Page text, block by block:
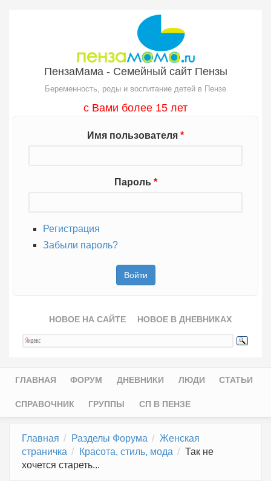
ПензаМама - Семейный сайт Пензы
Беременность, роды и воспитание детей в Пензе
с Вами более 15 лет
Имя пользователя *
Пароль *
Регистрация
Забыли пароль?
НОВОЕ НА САЙТЕ НОВОЕ В ДНЕВНИКАХ
Главное меню
ГЛАВНАЯ ФОРУМ ДНЕВНИКИ ЛЮДИ СТАТЬИ
СПРАВОЧНИК ГРУППЫ СП В ПЕНЗЕ
Главная Разделы Форума
Женская
страничка
Красота, стиль, мода
Так не
хочется стареть...